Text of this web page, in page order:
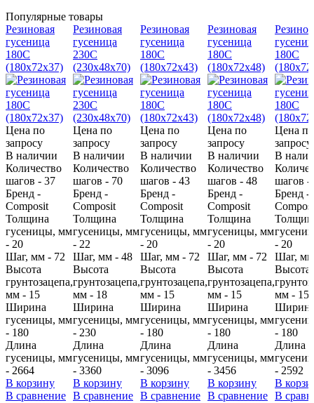
Популярные товары
Резиновая
гусеница
180С
(180х72х37)
Цена по
запросу
В наличии
Количество
шагов - 37
Бренд -
Composit
Толщина
гусеницы, мм
- 20
Шаг, мм - 72
Высота
грунтозацепа,
мм - 15
Ширина
гусеницы, мм
- 180
Длина
гусеницы, мм
- 2664
В корзину
В сравнение
Резиновая
гусеница
230C
(230х48х70)
Цена по
запросу
В наличии
Количество
шагов - 70
Бренд -
Composit
Толщина
гусеницы, мм
- 22
Шаг, мм - 48
Высота
грунтозацепа,
мм - 18
Ширина
гусеницы, мм
- 230
Длина
гусеницы, мм
- 3360
В корзину
В сравнение
Резиновая
гусеница
180С
(180х72х43)
Цена по
запросу
В наличии
Количество
шагов - 43
Бренд -
Composit
Толщина
гусеницы, мм
- 20
Шаг, мм - 72
Высота
грунтозацепа,
мм - 15
Ширина
гусеницы, мм
- 180
Длина
гусеницы, мм
- 3096
В корзину
В сравнение
Резиновая
гусеница
180С
(180х72х48)
Цена по
запросу
В наличии
Количество
шагов - 48
Бренд -
Composit
Толщина
гусеницы, мм
- 20
Шаг, мм - 72
Высота
грунтозацепа,
мм - 15
Ширина
гусеницы, мм
- 180
Длина
гусеницы, мм
- 3456
В корзину
В сравнение
180С
Цена по
запросу
В
шагов -
Бренд -
- 20
Шаг,
Высота
мм - 15
- 180
Длина
- 2592
В
В